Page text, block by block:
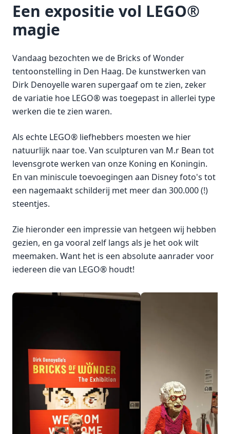
Een expositie vol LEGO®
magie
Vandaag bezochten we de Bricks of Wonder
tentoonstelling in Den Haag. De kunstwerken van
Dirk Denoyelle waren supergaaf om te zien, zeker
de variatie hoe LEGO® was toegepast in allerlei type
werken die te zien waren.
Als echte LEGO® liefhebbers moesten we hier
natuurlijk naar toe. Van sculpturen van M.r Bean tot
levensgrote werken van onze Koning en Koningin.
En van miniscule toevoegingen aan Disney foto's tot
een nagemaakt schilderij met meer dan 300.000 (!)
steentjes.
Zie hieronder een impressie van hetgeen wij hebben
gezien, en ga vooral zelf langs als je het ook wilt
meemaken. Want het is een absolute aanrader voor
iedereen die van LEGO® houdt!